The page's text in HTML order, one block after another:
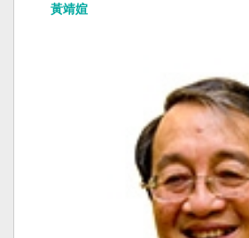
「民族團結進步促進法」對各
統賴清德昨日於凱達格蘭論壇
「民促法」不僅侵害台灣主權
壓，對世界各國人民進行政治
應，是國際社會應該團結反制
接受統戰滲透和紅色恐怖、不
黑手伸進台灣，或任何自由國
視北京黑手伸進台灣 賴清德指
顧國際反對，實施「民族團結
「對中政策跨國議會聯盟」（
黃靖媗